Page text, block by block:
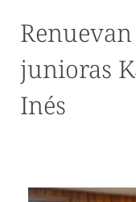
junioras
Inés